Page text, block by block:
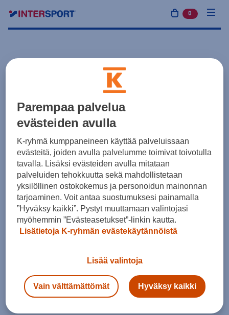
0 tuotetta
Parempaa palvelua
evästeiden avulla
K-ryhmä kumppaneineen käyttää palveluissaan
evästeitä, joiden avulla palvelumme toimivat toivotulla
tavalla. Lisäksi evästeiden avulla mitataan
palveluiden tehokkuutta sekä mahdollistetaan
yksilöllinen ostokokemus ja personoidun mainonnan
tarjoaminen. Voit antaa suostumuksesi painamalla
”Hyväksy kaikki”. Pystyt muuttamaan valintojasi
myöhemmin ”Evästeasetukset”-linkin kautta.
Lisätietoja K-ryhmän evästekäytännöistä
Lisää valintoja
Vain välttämättömät Hyväksy kaikki